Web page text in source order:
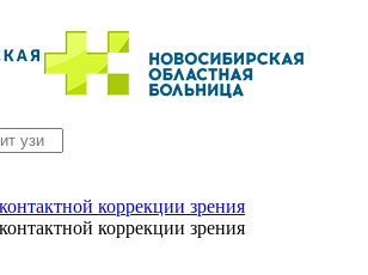
коррекции зрения
коррекции зрения